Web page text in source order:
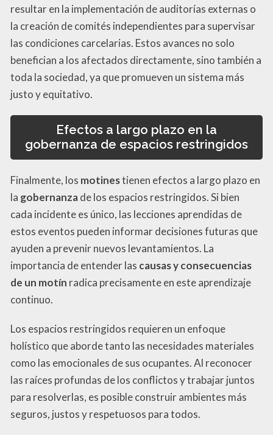
resultar en la implementación de auditorías externas o
la creación de comités independientes para supervisar
las condiciones carcelarias. Estos avances no solo
benefician a los afectados directamente, sino también a
toda la sociedad, ya que promueven un sistema más
justo y equitativo.
Efectos a largo plazo en la
gobernanza de espacios restringidos
Finalmente, los motinestienen efectos a largo plazo en
la gobernanzade los espacios restringidos. Si bien
cada incidente es único, las lecciones aprendidas de
estos eventos pueden informar decisiones futuras que
ayuden a prevenir nuevos levantamientos. La
importancia de entender las causas y consecuencias
de un motín radica precisamente en este aprendizaje
continuo.
Los espacios restringidos requieren un enfoque
holístico que aborde tanto las necesidades materiales
como las emocionales de sus ocupantes. Al reconocer
las raíces profundas de los conflictos y trabajar juntos
para resolverlas, es posible construir ambientes más
seguros, justos y respetuosos para todos.